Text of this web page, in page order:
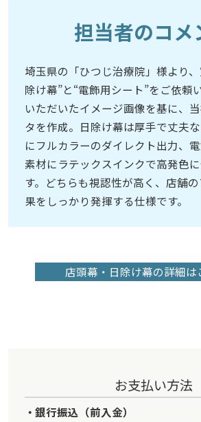
担当者のコメ
埼玉県の「ひつじ治療院」様より
除け幕”と“電飾用シート”をご依頼
いただいたイメージ画像を基に、
タを作成。日除け幕は厚手で丈夫
にフルカラーのダイレクト出力、
素材にラテックスインクで高発色
す。どちらも視認性が高く、店舗
果をしっかり発揮する仕様です。
店頭幕・日除け幕の詳細は
お支払い方法
銀行振込（前入金）